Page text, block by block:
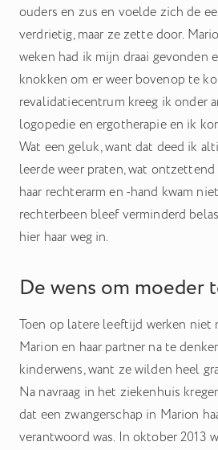
ouders en zus en voelde zich de
verdrietig, maar ze zette door.
weken had ik mijn draai gevonden
knokken om er weer bovenop te
revalidatiecentrum kreeg ik onder
logopedie en ergotherapie en ik
Wat een geluk, want dat deed ik
leerde weer praten, wat
haar rechterarm en -hand kwam
rechterbeen bleef verminderd
hier haar weg in.
De wens om moeder
Toen op latere leeftijd werken niet
Marion en haar partner na te
kinderwens, want ze wilden heel
Na navraag in het ziekenhuis
dat een zwangerschap in Marion
verantwoord was. In oktober 2013